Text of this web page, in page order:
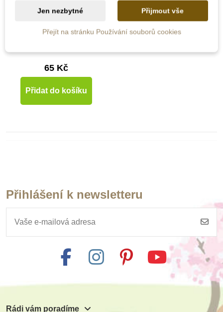
Hračky pro miminka
Hračky pro děti od 4 let
Hračky pro děti od 6 let
65 Kč
Přidat do košíku
Přihlášení k newsletteru
Rádi vám poradíme
Jen nezbytné Přijmout vše
Přejít na stránku Používání souborů cookies